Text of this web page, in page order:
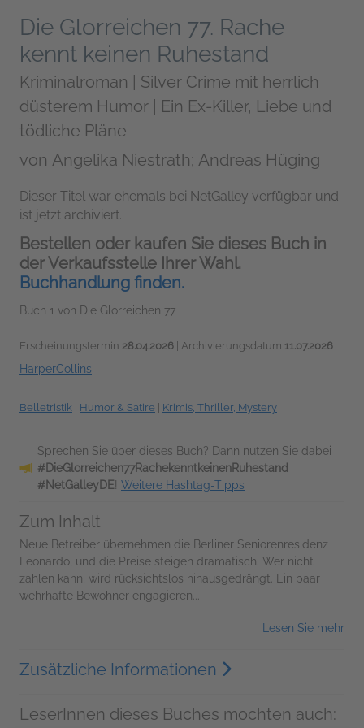
Die Glorreichen 77. Rache
kennt keinen Ruhestand
Kriminalroman | Silver Crime mit herrlich
düsterem Humor | Ein Ex-Killer, Liebe und
tödliche Pläne
von Angelika Niestrath; Andreas Hüging
Dieser Titel war ehemals bei NetGalley verfügbar und
ist jetzt archiviert.
Bestellen oder kaufen Sie dieses Buch in
der Verkaufsstelle Ihrer Wahl.
Buchhandlung finden.
Buch 1 von Die Glorreichen 77
Erscheinungstermin 28.04.2026 | Archivierungsdatum 11.07.2026
HarperCollins
Belletristik | Humor & Satire | Krimis, Thriller, Mystery
Sprechen Sie über dieses Buch? Dann nutzen Sie dabei
#DieGlorreichen77RachekenntkeinenRuhestand
#NetGalleyDE! Weitere Hashtag-Tipps
Zum Inhalt
Neue Betreiber übernehmen die Berliner Seniorenresidenz
Leonardo, und die Preise steigen dramatisch. Wer nicht
zahlen kann, wird rücksichtslos hinausgedrängt. Ein paar
wehrhafte Bewohner engagieren...
Lesen Sie mehr
Zusätzliche Informationen
LeserInnen dieses Buches mochten auch: